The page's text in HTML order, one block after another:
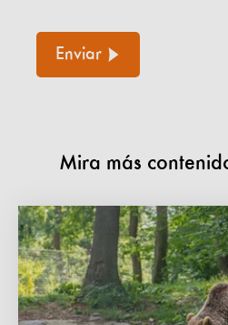
Enviar
Mira más